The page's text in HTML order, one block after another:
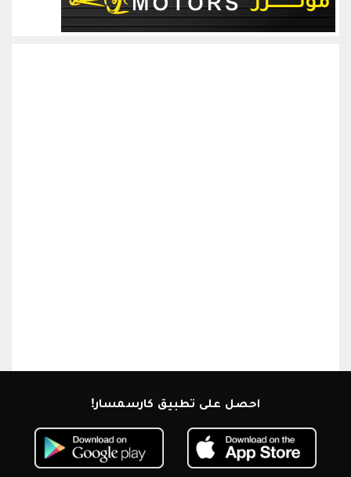
احصل على تطبيق كارسمسار!